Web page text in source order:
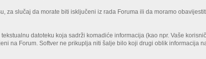
za slučaj da morate biti isključeni iz rada Foruma ili da moramo
datoteku koja sadrži komadiće informacija (kao npr. Vaše
na Forum. Softver ne prikuplja niti šalje bilo koji drugi oblik informacija